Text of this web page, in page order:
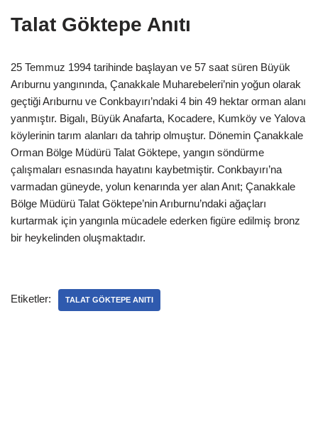
Talat Göktepe Anıtı
25 Temmuz 1994 tarihinde başlayan ve 57 saat süren Büyük
Arıburnu yangınında, Çanakkale Muharebeleri’nin yoğun olarak
geçtiği Arıburnu ve Conkbayırı’ndaki 4 bin 49 hektar orman alanı
yanmıştır. Bigalı, Büyük Anafarta, Kocadere, Kumköy ve Yalova
köylerinin tarım alanları da tahrip olmuştur. Dönemin Çanakkale
Orman Bölge Müdürü Talat Göktepe, yangın söndürme
çalışmaları esnasında hayatını kaybetmiştir. Conkbayırı’na
varmadan güneyde, yolun kenarında yer alan Anıt; Çanakkale
Bölge Müdürü Talat Göktepe’nin Arıburnu’ndaki ağaçları
kurtarmak için yangınla mücadele ederken figüre edilmiş bronz
bir heykelinden oluşmaktadır.
Etiketler: TALAT GÖKTEPE ANITI